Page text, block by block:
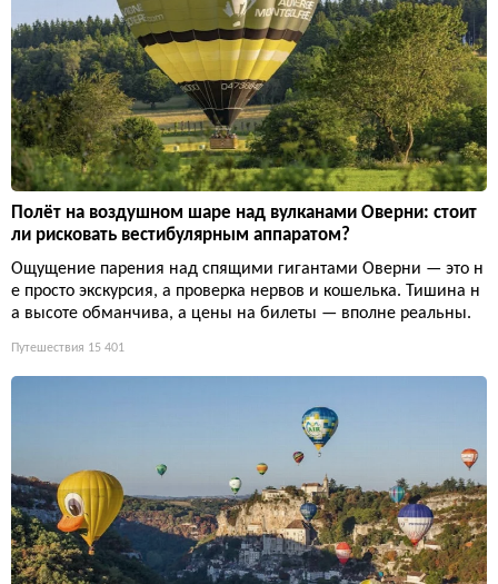
Полёт на воздушном шаре над вулканами Оверни: стоит
ли рисковать вестибулярным аппаратом?
Ощущение парения над спящими гигантами Оверни — это н
е просто экскурсия, а проверка нервов и кошелька. Тишина н
а высоте обманчива, а цены на билеты — вполне реальны.
Путешествия 15 401